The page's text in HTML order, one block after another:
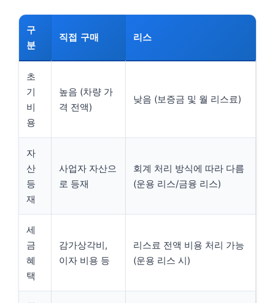
구
분
직접 구매 리스
초
기
비
용
높음 (차량 가
격 전액)
낮음 (보증금 및 월 리스료)
자
산
등
재
사업자 자산으
로 등재
회계 처리 방식에 따라 다름
(운용 리스/금융 리스)
세
금
혜
택
감가상각비,
이자 비용 등
리스료 전액 비용 처리 가능
(운용 리스 시)